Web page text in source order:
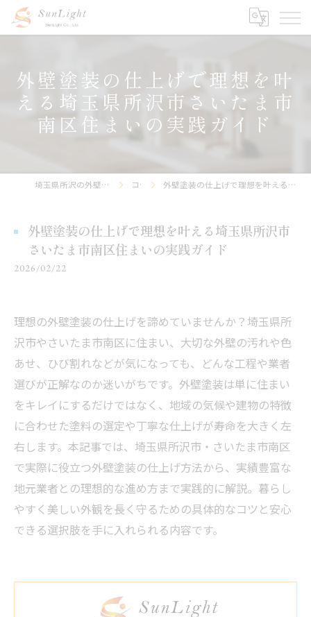
外壁塗装の仕上げで理想を叶
える埼玉県所沢市さいたま市
南区住まいの実践ガイド
埼玉県所沢の外壁塗装なら株式会社サンライト コラム 外壁塗装の仕上げで理想を叶える埼玉県所沢市さいたま市南区住まいの実践ガイド
外壁塗装の仕上げで理想を叶える埼玉県所沢市
さいたま市南区住まいの実践ガイド
2026/02/22
理想の外壁塗装の仕上げを諦めていませんか？埼玉県所
沢市やさいたま市南区に住まい、大切な外壁の汚れや色
あせ、ひび割れなどが気になっても、どんな工程や業者
選びが正解なのか迷いがちです。外壁塗装は単に住まい
をキレイにするだけではなく、地域の気候や建物の特徴
に合わせた塗料の選定や丁寧な仕上げが寿命を大きく左
右します。本記事では、埼玉県所沢市・さいたま市南区
で実際に役立つ外壁塗装の仕上げ方法から、実績豊富な
地元業者との理想的な進め方まで実践的に解説。暮らし
やすく美しい外観を長く守るための具体的なコツと安心
できる選択肢を手に入れられる内容です。